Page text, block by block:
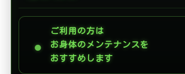
●
ご利用の方は
お身体のメンテナンスを
おすすめします